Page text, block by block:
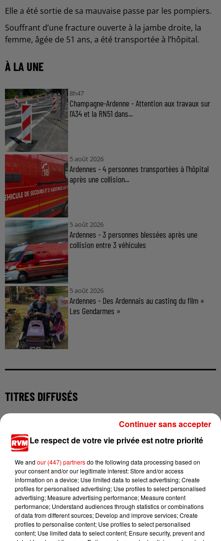
Elle a été sortie de sa mauvaise passe par les pompiers.
Souffrant d’une fracture ouverte à la jambe droite, la
femme, âgée de 51 ans, a été transportée à l’hôpital.
À LA UNE
8h47
Champagne-Ardenne - Attention aux travaux sur
l'A34 et la RN51 dans...
5 août 2026
Ardennes - 4 personnes transportées à l'hôpital
après une collision...
5 août 2026
Ardennes - 3 personnes blessées après une
collision entre 3 véhicules
5 août 2026
Ardennes - Des Ardennais au casting du film «
Les Gendarmes »
TITRES DIFFUSÉS
9h04
9h04
FARRUKO
Yapaque
CHRISTOPHE WILLEM
Systaime
THE RASMUS
In The Shadows
Le respect de votre vie privée est notre priorité
We and our (447) partnersdo the following data processing based on
your consent and/or our legitimate interest: Store and/or access
information on a device; Use limited data to select advertising; Create
profiles for personalised advertising; Use profiles to select personalised
advertising; Measure advertising performance; Measure content
performance; Understand audiences through statistics or combinations
of data from different sources; Develop and improve services; Create
profiles to personalise content; Use profiles to select personalised
content; Use limited data to select content; Ensure security, prevent and
Continuer sans accepter